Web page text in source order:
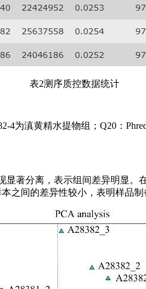
表2测序质控数据统计
4为滇黄精水提物组；Q20：
著分离，表示组间差异明显。
之间的差异性较小，表明样品制